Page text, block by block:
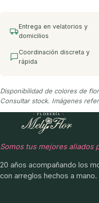
Entrega en velatorios y
domicilios
Coordinación discreta y
rápida
Disponibilidad de colores de
Consultar stock. Imágenes
Somos tus mejores aliados
20 años acompañando los
con arreglos hechos a mano.